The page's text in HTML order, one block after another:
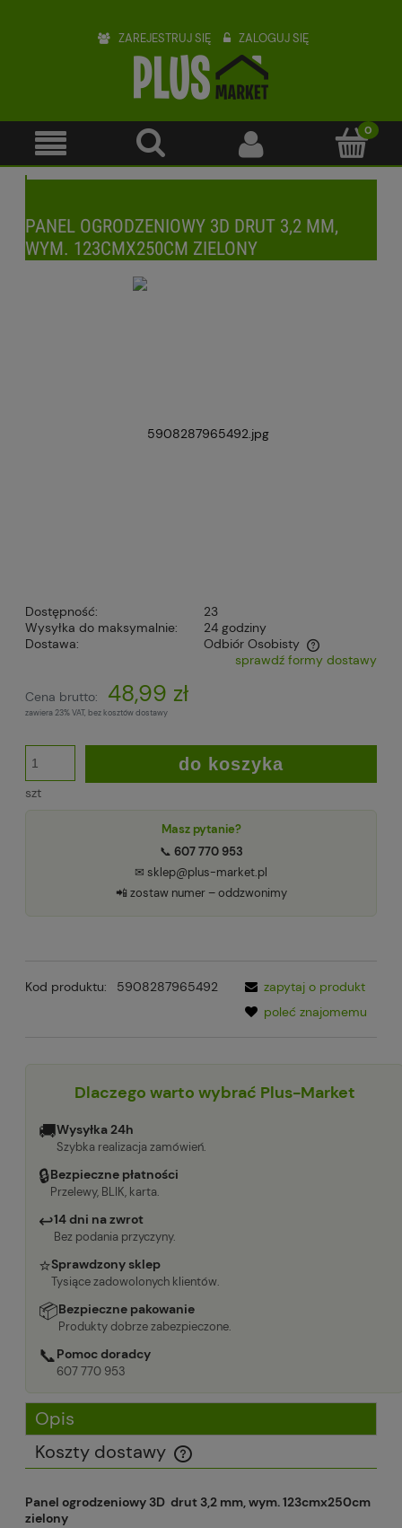
ZAREJESTRUJ SIĘ ZALOGUJ SIĘ
PANEL OGRODZENIOWY 3D DRUT 3,2 MM,
WYM. 123CMX250CM ZIELONY
Dostępność:
23
Wysyłka do maksymalnie:
24 godziny
Dostawa:
Odbiór Osobisty
Cena nie zawiera ewentualnych kosztów płatnościsprawdź formy dostawy
Cena brutto: 48,99 zł
zawiera 23% VAT, bez kosztów dostawy
szt
do koszyka
Masz pytanie?
📞 607 770 953
✉ sklep@plus-market.pl
📲 zostaw numer – oddzwonimy
Kod produktu: 5908287965492
zapytaj o produkt
poleć znajomemu
Dlaczego warto wybrać Plus-Market
🚚Wysyłka 24h
Szybka realizacja zamówień.
🔒Bezpieczne płatności
Przelewy, BLIK, karta.
↩14 dni na zwrot
Bez podania przyczyny.
⭐Sprawdzony sklep
Tysiące zadowolonych klientów.
📦Bezpieczne pakowanie
Produkty dobrze zabezpieczone.
📞Pomoc doradcy
607 770 953
Opis
Koszty dostawy
Cena nie zawiera ewentualnych kosztów płatności
Panel ogrodzeniowy 3D drut 3,2 mm, wym. 123cmx250cm
zielony